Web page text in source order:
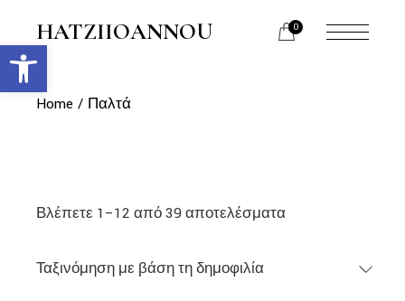
Ανοίξτε τη γραμμή εργαλείων
content
HATZIIOANNOU 0
menu
Home Παλτά
Βλέπετε 1–12 από 39 αποτελέσματα
Ταξινόμηση με βάση τη δημοφιλία